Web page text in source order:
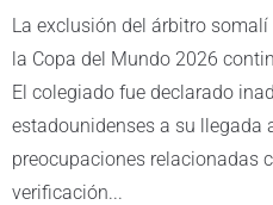
La exclusión del árbitro
la Copa del Mundo 2026
El colegiado fue declarado
estadounidenses a su llegada
preocupaciones relacionadas
verificación...